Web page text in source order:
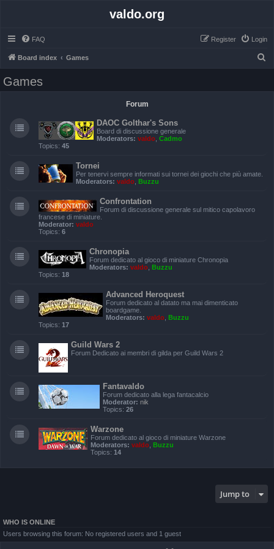
valdo.org
FAQ Login
Register
Board index Games
Games
Forum
DAOC Golthar's Sons
Board di discussione generale
Moderators: valdo Cadmo
Topics: 45
Tornei
Per tenervi sempre informati sui tornei dei giochi che più amate.
Moderators: valdo Buzzu
Confrontation
Forum di discussione generale sul mitico capolavoro
francese di miniature.
Moderator: valdo
Topics: 6
Chronopia
Forum dedicato al gioco di miniature Chronopia
Moderators: valdo Buzzu
Topics: 18
Advanced Heroquest
Forum dedicato al datato ma mai dimenticato
boardgame.
Moderators: valdo Buzzu
Topics: 17
Guild Wars 2
Forum Dedicato ai membri di gilda per Guild Wars 2
Fantavaldo
Forum dedicato alla lega fantacalcio
Moderator: nik
Topics: 26
Warzone
Forum dedicato al gioco di miniature Warzone
Moderators: valdo Buzzu
Topics: 14
Jump to
WHO IS ONLINE
Users browsing this forum: No registered users and 1 guest